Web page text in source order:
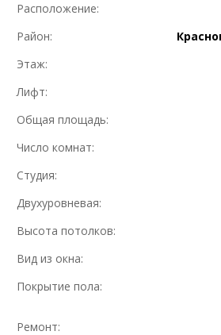
Расположение:
Район:
Этаж:
Лифт:
Общая площадь:
Число комнат:
Студия:
Двухуровневая:
Высота потолков:
Вид из окна:
Покрытие пола:
Ремонт: